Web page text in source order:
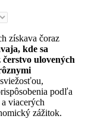
získava čoraz
kde sa
ulovených
podľa
viacerých
zážitok.